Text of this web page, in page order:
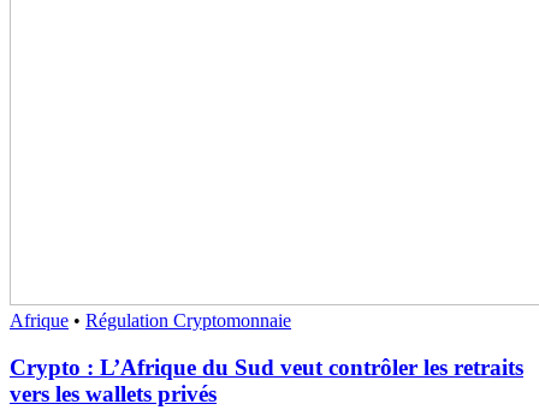
Afrique • Régulation Cryptomonnaie
Crypto : L’Afrique du Sud veut contrôler les retraits
vers les wallets privés